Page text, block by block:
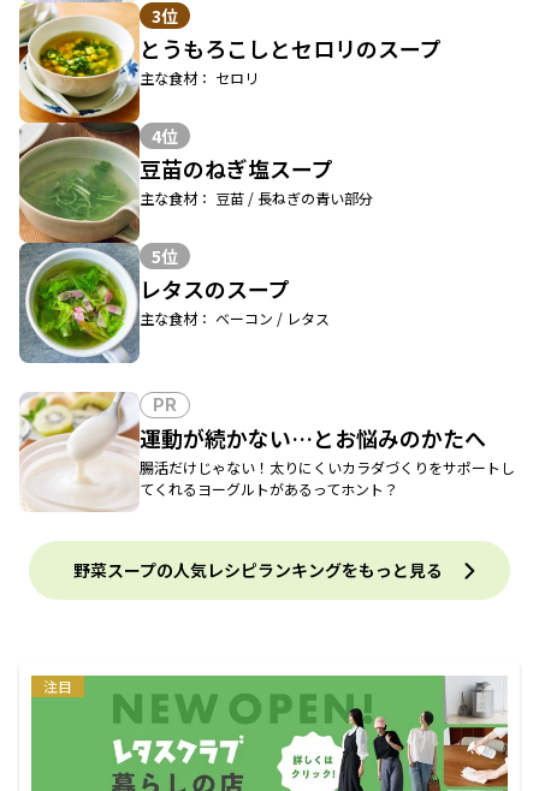
3位
とうもろこしとセロリのスープ
主な食材： セロリ
4位
豆苗のねぎ塩スープ
主な食材： 豆苗 / 長ねぎの青い部分
5位
レタスのスープ
主な食材： ベーコン / レタス
PR
運動が続かない…とお悩みのかたへ
腸活だけじゃない！太りにくいカラダづくりをサポートし
てくれるヨーグルトがあるってホント？
野菜スープの人気レシピランキングをもっと見る
注目